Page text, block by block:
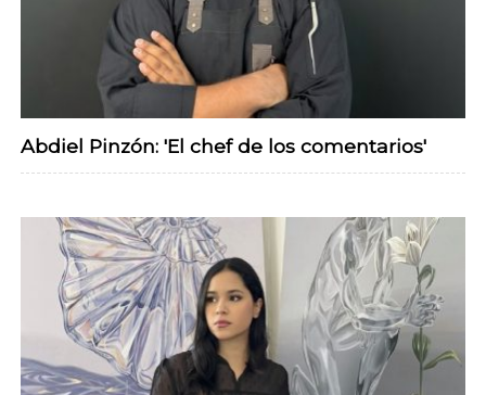
Abdiel Pinzón: 'El chef de los comentarios'